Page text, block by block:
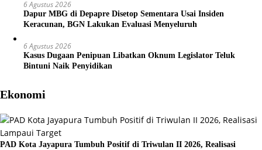
6 Agustus 2026
Dapur MBG di Depapre Disetop Sementara Usai Insiden
Keracunan, BGN Lakukan Evaluasi Menyeluruh
6 Agustus 2026
Kasus Dugaan Penipuan Libatkan Oknum Legislator Teluk
Bintuni Naik Penyidikan
Ekonomi
PAD Kota Jayapura Tumbuh Positif di Triwulan II 2026, Realisasi